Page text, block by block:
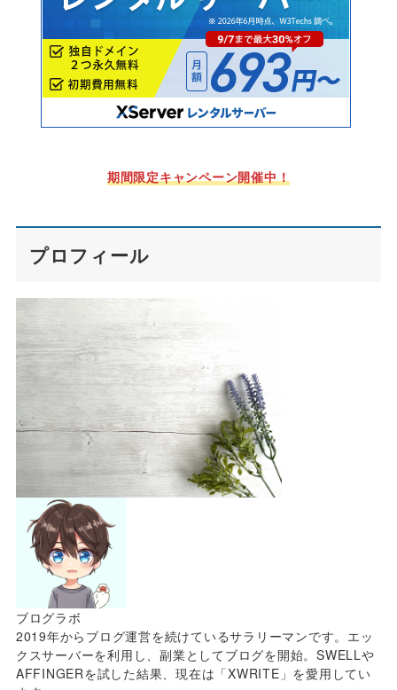
期間限定キャンペーン開催中！
プロフィール
ブログラボ
2019年からブログ運営を続けているサラリーマンです。エッ
クスサーバーを利用し、副業としてブログを開始。SWELLや
AFFINGERを試した結果、現在は「XWRITE」を愛用してい